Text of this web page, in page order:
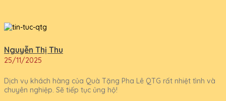
Nguyễn Thị Thu
25/11/2025
Dịch vụ khách hàng của Quà Tặng Pha Lê QTG rất nhiệt tình và
chuyên nghiệp. Sẽ tiếp tục ủng hộ!